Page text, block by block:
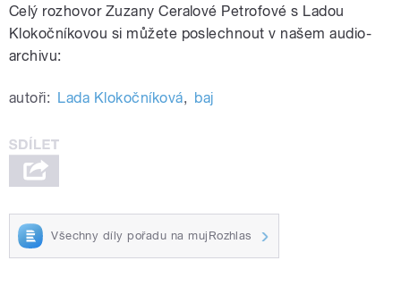
Celý rozhovor Zuzany Ceralové Petrofové s Ladou
Klokočníkovou si můžete poslechnout v našem audio-
archivu:
autoři: Lada Klokočníková, baj
Všechny díly pořadu na mujRozhlas